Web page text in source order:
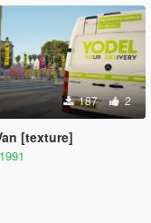
187 2
[texture]